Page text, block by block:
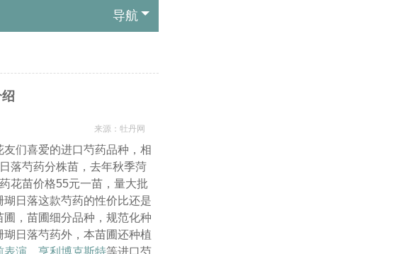
导航
来源：牡丹网
们喜爱的进口芍药品种，相
落芍药分株苗，去年秋季菏
花苗价格55元一苗，量大批
日落这款芍药的性价比还是
，苗圃细分品种，规范化种
日落芍药外，本苗圃还种植
表演 、亨利博克斯特等进口芍